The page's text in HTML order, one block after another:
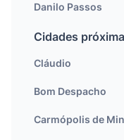
Danilo Passos
Cidades
Cláudio
Bom Despacho
Carmópolis de